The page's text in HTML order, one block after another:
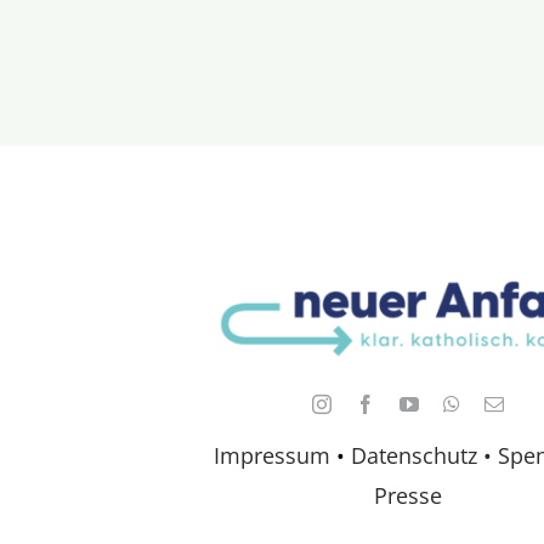
Impressum • Datenschutz •
Presse